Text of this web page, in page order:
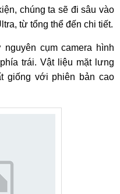
chúng ta sẽ đi sâu vào
từ tổng thể đến chi tiết.
cụm camera hình
trái. Vật liệu mặt lưng
giống với phiên bản cao